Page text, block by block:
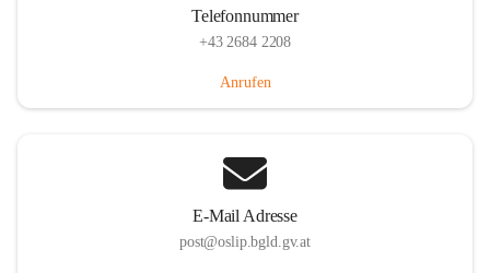
Telefonnummer
+43 2684 2208
Anrufen
E-Mail Adresse
post@oslip.bgld.gv.at